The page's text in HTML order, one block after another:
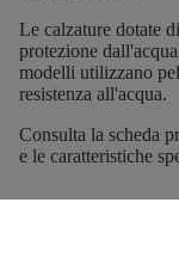
Le calzature dotate
protezione
modelli utilizzano
resistenza all'acqua.
Consulta la scheda
e le caratteristiche